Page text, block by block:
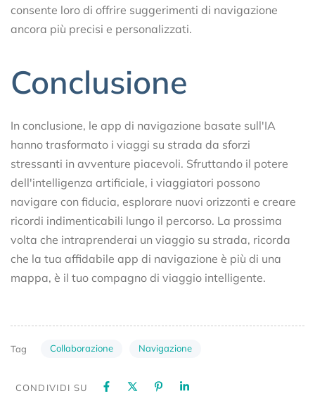
consente loro di offrire suggerimenti di navigazione
ancora più precisi e personalizzati.
Conclusione
In conclusione, le app di navigazione basate sull'IA
hanno trasformato i viaggi su strada da sforzi
stressanti in avventure piacevoli. Sfruttando il potere
dell'intelligenza artificiale, i viaggiatori possono
navigare con fiducia, esplorare nuovi orizzonti e creare
ricordi indimenticabili lungo il percorso. La prossima
volta che intraprenderai un viaggio su strada, ricorda
che la tua affidabile app di navigazione è più di una
mappa, è il tuo compagno di viaggio intelligente.
Tag Collaborazione Navigazione
CONDIVIDI SU